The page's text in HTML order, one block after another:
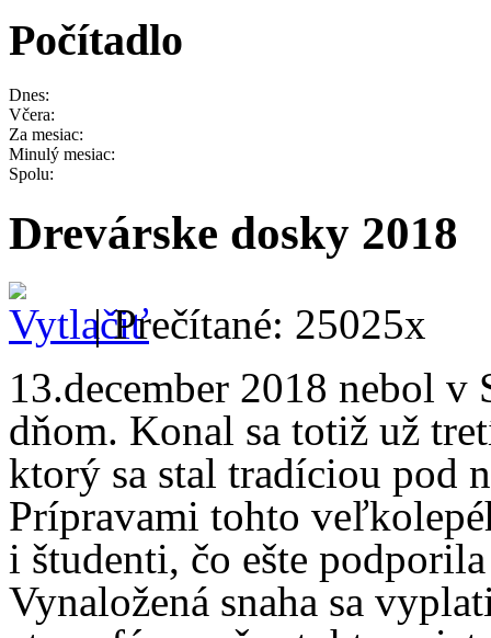
Počítadlo
Dnes:
Včera:
Za mesiac:
Minulý mesiac:
Spolu:
Drevárske dosky 2018
| Prečítané: 25025x
13.december 2018 nebol
dňom. Konal sa totiž už
ktorý sa stal tradíciou pod
Prípravami tohto
i študenti, čo ešte
Vynaložená snaha sa